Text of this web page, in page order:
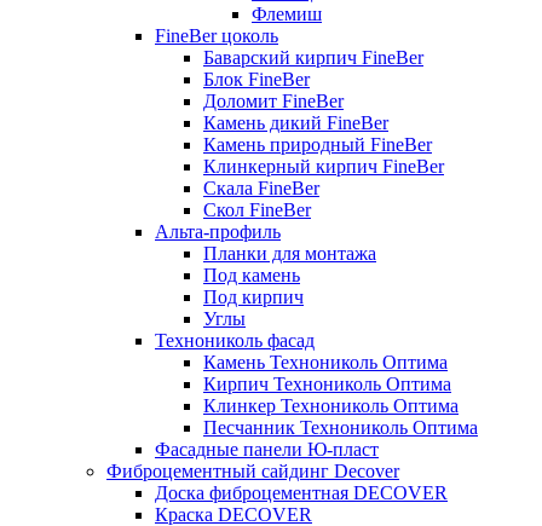
Флемиш
FineBer цоколь
Баварский кирпич FineBer
Блок FineBer
Доломит FineBer
Камень дикий FineBer
Камень природный FineBer
Клинкерный кирпич FineBer
Скала FineBer
Скол FineBer
Альта-профиль
Планки для монтажа
Под камень
Под кирпич
Углы
Технониколь фасад
Камень Технониколь Оптима
Кирпич Технониколь Оптима
Клинкер Технониколь Оптима
Песчанник Технониколь Оптима
Фасадные панели Ю-пласт
Фиброцементный сайдинг Decover
Доска фиброцементная DECOVER
Краска DECOVER